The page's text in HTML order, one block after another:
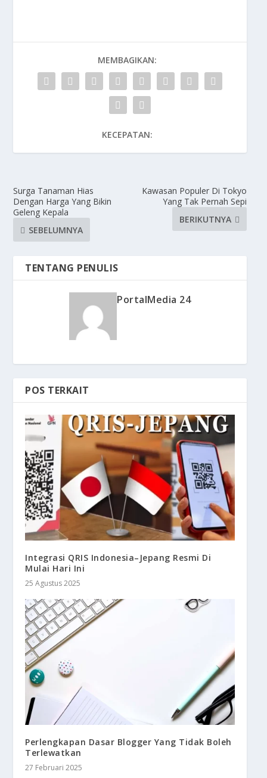
MEMBAGIKAN:
KECEPATAN:
Surga Tanaman Hias
Dengan Harga Yang Bikin
Geleng Kepala
SEBELUMNYA
Kawasan Populer Di Tokyo
Yang Tak Pernah Sepi
BERIKUTNYA
TENTANG PENULIS
PortalMedia 24
POS TERKAIT
Integrasi QRIS Indonesia–Jepang Resmi Di
Mulai Hari Ini
25 Agustus 2025
Perlengkapan Dasar Blogger Yang Tidak Boleh
Terlewatkan
27 Februari 2025